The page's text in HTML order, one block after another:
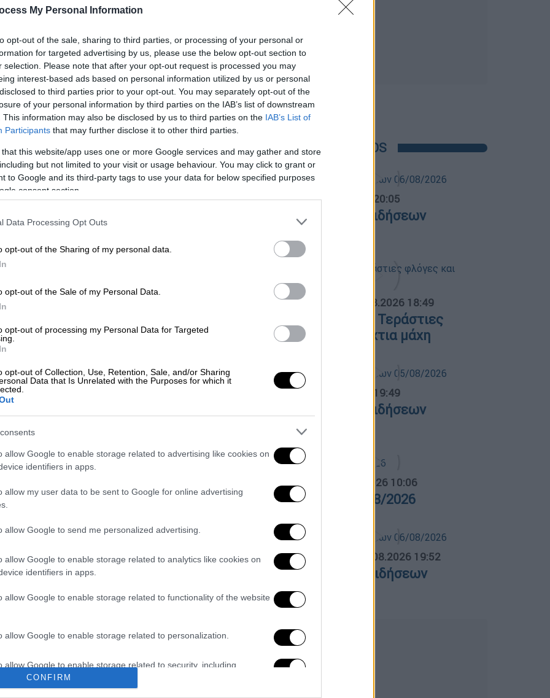
My Personal Information
opt-out of the sale, sharing to third parties, or processing of your personal or
for targeted advertising by us, please use the below opt-out section to
selection. Please note that after your opt-out request is processed you may
interest-based ads based on personal information utilized by us or personal
to third parties prior to your opt-out. You may separately opt-out of the
of your personal information by third parties on the IAB’s list of downstream
This information may also be disclosed by us to third parties on the IAB’s List of
Participants that may further disclose it to other third parties.
that this website/app uses one or more Google services and may gather and store
but not limited to your visit or usage behaviour. You may click to grant or
to Google and its third-party tags to use your data for below specified purposes
consent section.
Data Processing Opt Outs
opt-out of the Sharing of my personal data.
opt-out of the Sale of my Personal Data.
opt-out of processing my Personal Data for Targeted
opt-out of Collection, Use, Retention, Sale, and/or Sharing
Data that Is Unrelated with the Purposes for which it
allow Google to enable storage related to advertising like cookies on
identifiers in apps.
allow my user data to be sent to Google for online advertising
allow Google to send me personalized advertising.
allow Google to enable storage related to analytics like cookies on
identifiers in apps.
allow Google to enable storage related to functionality of the website
allow Google to enable storage related to personalization.
allow Google to enable storage related to security, including
functionality and fraud prevention, and other user protection.
CONFIRM
Ελλάδα |19.04.2022 14:59
Ανεβαίνει το επίπεδο ασφαλείας
στο Πεντάγωνο - Εντυπωσιακές
εικόνες από τα εγκαίνια του
Συστήματος Εμποδίου Κεντρικής
εγκαίνια στο στρατόπεδο Παπάγου
POPULAR VIDEOS
Κεντρικό...|06.08.2026 20:05
Κεντρικό δελτίο ειδήσεων
ΑΠΟΣΠΑΣΜΑΤΑ... 06.08.2026 18:49
Φωτιά στη Σκύρο: Τεράστιες
φλόγες και ολονύχτια μάχη
Κεντρικό... 05.08.2026 19:49
Κεντρικό δελτίο ειδήσεων
05/08/2026
Ώρα Ελλάδος... 06.08.2026 10:06
Ώρα Ελλάδος 06/08/2026
ΑΘΛΗΤΙΚΟ ΔΕΛΤΙΟ 06.08.2026 19:52
Αθλητικό δελτίο ειδήσεων
06/08/2026